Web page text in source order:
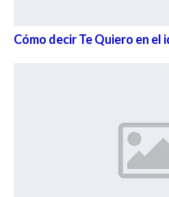
Cómo decir Te Quiero en el